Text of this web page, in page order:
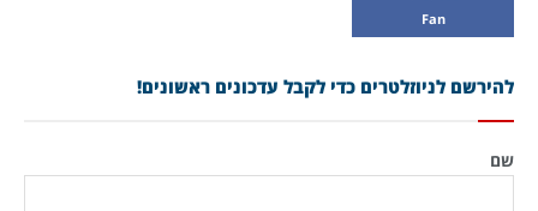
Fan
להירשם לניוזלטרים כדי לקבל עדכונים ראשונים!
שם